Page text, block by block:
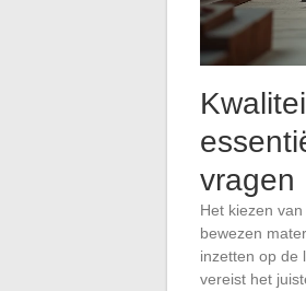
vragen
Het kiezen
bewezen
inzetten op de
vereist het